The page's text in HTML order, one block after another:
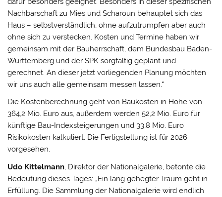
Nachbarschaft zu Mies und Scharoun behauptet sich das
Haus – selbstverständlich, ohne aufzutrumpfen aber auch
ohne sich zu verstecken. Kosten und Termine haben wir
gemeinsam mit der Bauherrschaft, dem Bundesbau Baden-
Württemberg und der SPK sorgfältig geplant und
gerechnet. An dieser jetzt vorliegenden Planung möchten
wir uns auch alle gemeinsam messen lassen.“
Die Kostenberechnung geht von Baukosten in Höhe von
364,2 Mio. Euro aus, außerdem werden 52,2 Mio. Euro für
künftige Bau-Indexsteigerungen und 33,8 Mio. Euro
Risikokosten kalkuliert. Die Fertigstellung ist für 2026
vorgesehen.
Udo Kittelmann, Direktor der Nationalgalerie, betonte die
Bedeutung dieses Tages: „Ein lang gehegter Traum geht in
Erfüllung. Die Sammlung der Nationalgalerie wird endlich